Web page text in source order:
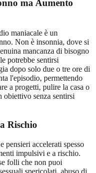
ma Aumento
maniacale è un
Non è insonnia, dove si
mancanza di bisogno
potrebbe sentirsi
dopo solo due o tre ore di
l'episodio, permettendo
a progetti, pulire la casa o
obiettivo senza sentirsi
Rischio
pensieri accelerati spesso
impulsivi e a rischio.
folli che non puoi
spericolati, abuso di